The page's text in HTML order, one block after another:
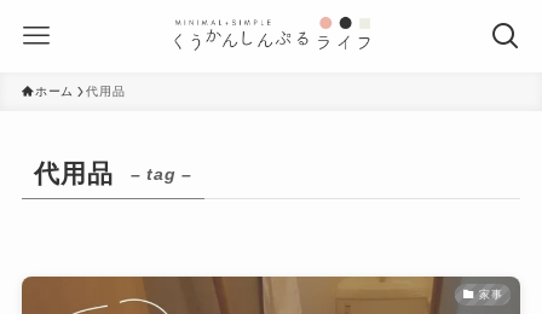
ホーム 代用品
代用品 – tag –
家事